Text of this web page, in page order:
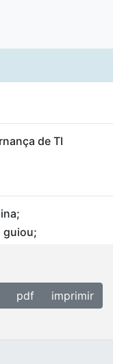
de TI
guiou;
pdf imprimir